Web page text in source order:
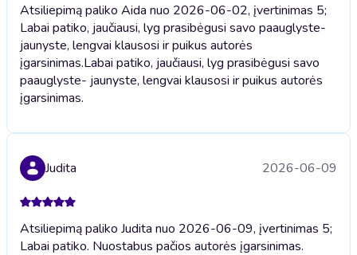
Atsiliepimą paliko Aida nuo 2026-06-02, įvertinimas 5;
Labai patiko, jaučiausi, lyg prasibėgusi savo paauglyste-
jaunyste, lengvai klausosi ir puikus autorės
įgarsinimas.Labai patiko, jaučiausi, lyg prasibėgusi savo
paauglyste- jaunyste, lengvai klausosi ir puikus autorės
įgarsinimas.
Judita 2026-06-09
Atsiliepimą paliko Judita nuo 2026-06-09, įvertinimas 5;
Labai patiko. Nuostabus pačios autorės įgarsinimas.